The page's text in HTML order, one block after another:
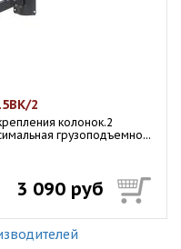
2
колонок.2
грузоподъемно...
3 090 руб